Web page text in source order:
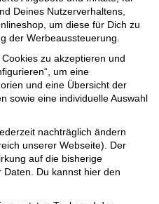
Deines Nutzerverhaltens,
um diese für Dich zu
der Werbeaussteuerung.
zu akzeptieren und
um eine
und eine Übersicht der
sowie eine individuelle Auswahl
nachträglich ändern
unserer Webseite). Der
auf die bisherige
Du kannst hier den